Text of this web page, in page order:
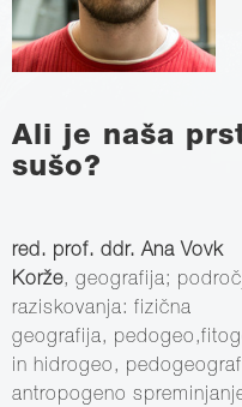
Ali je naša
sušo?
red. prof. ddr. Ana Vovk
Korže, geografija;
raziskovanja: fizična
geografija,
in hidrogeo,
antropogeno